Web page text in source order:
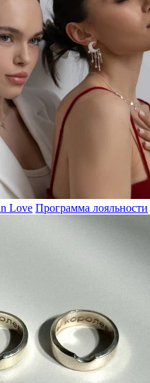
Love Программа лояльности